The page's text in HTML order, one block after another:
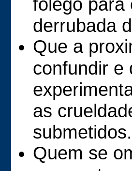
derrubada
Que a
confundir e
as
submetidos.
Quem se